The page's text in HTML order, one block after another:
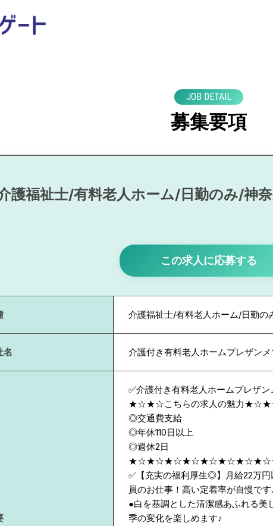
JOB DETAIL
募集要項
護福祉士/有料老人ホーム/日勤のみ/神
この求人に応募する
介護福祉士/有料老人ホーム/日勤の
名 介護付き有料老人ホームプレザン
✅介護付き有料老人ホームプレザ
★☆★☆こちらの求人の魅力
◎交通費支給
◎年休110日以上
◎週休2日
✅【充実の福利厚生◎】月給22万
員のお仕事！高い定着率が自慢です
●白を基調とした清潔感あふれる美
季の変化を楽しめます♪